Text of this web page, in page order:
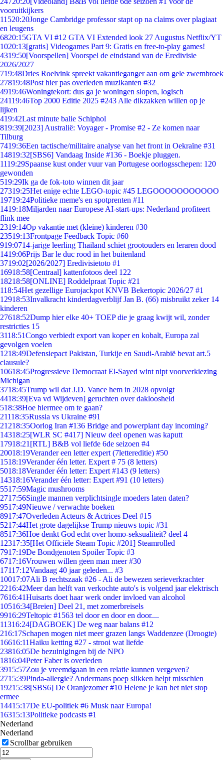
vooruitkijkers
11520:20Jonge Cambridge professor stapt op na claims over plagiaat
en leugens
6820:15GTA VI #12 GTA VI Extended look 27 Augustus Netflix/YT
1020:13[gratis] Videogames Part 9: Gratis en free-to-play games!
4319:50[Voorspellen] Voorspel de eindstand van de Eredivisie
2026/2027
719:48Dries Roelvink spreekt vakantieganger aan om gele zwembroek
27819:48Post hier pas overleden muzikanten #32
4919:46Woningtekort: dus ga je woningen slopen, logisch
24119:46Top 2000 Editie 2025 #243 Alle dikzakken willen op je
lijken
419:42Last minute balie Schiphol
819:39[2023] Australië: Voyager - Promise #2 - Ze komen naar
Tilburg
7419:36Een tactische/militaire analyse van het front in Oekraïne #31
14819:32[SBS6] Vandaag Inside #136 - Boekje pluggen.
1119:29Spaanse kust onder vuur van Portugese oorlogsschepen: 120
gewonden
519:29Ik ga de fok-toto winnen dit jaar
27319:25Het enige echte LEGO-topic #45 LEGOOOOOOOOOOO
19719:24Politieke meme's en spotprenten #11
1419:18Miljarden naar Europese AI-start-ups: Nederland profiteert
flink mee
2319:14Op vakantie met (kleine) kinderen #30
23519:13Frontpage Feedback Topic #60
919:0714-jarige leerling Thailand schiet grootouders en leraren dood
1419:06Prijs Bar le duc rood in het buitenland
3719:02[2026/2027] Eredivisietoto #1
16918:58[Centraal] kattenfotoos deel 122
18218:58[ONLINE] Roddelpraat Topic #21
118:54Het gezellige Eurojackpot KNVB Bekertopic 2026/27 #1
12918:53Invalkracht kinderdagverblijf Jan B. (66) misbruikt zeker 14
kinderen
27618:52Dump hier elke 40+ TOEP die je graag kwijt wil, zonder
restricties 15
3118:51Congo verbiedt export van koper en kobalt, Europa zal
gevolgen voelen
1218:49Defensiepact Pakistan, Turkije en Saudi-Arabië bevat art.5
clausule?
10618:45Progressieve Democraat El-Sayed wint nipt voorverkiezing
Michigan
3718:45Trump wil dat J.D. Vance hem in 2028 opvolgt
4418:39[Eva vd Wijdeven] geruchten over dakloosheid
518:38Hoe hiermee om te gaan?
21118:35Russia vs Ukraine #91
21218:35Oorlog Iran #136 Bridge and powerplant day incoming?
14318:25[WLR SC #417] Nieuw deel openen was kaputt
17918:21 [RTL] B&B vol liefde 6de seizoen #4
20018:19Verander een letter expert (7lettereditie) #50
1518:19Verander één letter. Expert # 75 (8 letters)
5018:18Verander één letter: Expert #143 (9 letters)
14318:16Verander één letter: Expert #91 (10 letters)
5517:59Magic mushrooms
2717:56Single mannen verplichtsingle moeders laten daten?
9517:49Nieuwe / verwachte boeken
8917:47Overleden Acteurs & Actrices Deel #15
5217:44Het grote dagelijkse Trump nieuws topic #31
8517:36Hoe denkt God echt over homo-seksualiteit? deel 4
12317:35[Het Officiële Steam Topic #201] Steamrolled
7917:19De Bondgenoten Spoiler Topic #3
6717:16Vrouwen willen geen man meer #30
17117:12Vandaag 40 jaar geleden... #3
10017:07Ali B rechtszaak #26 - Ali de bewezen serieverkrachter
2216:42Meer dan helft van verkochte auto's is volgend jaar elektrisch
7616:41Huisarts doet haar werk onder invloed van alcohol
10516:34[Breien] Deel 21, met zomerbreisels
9916:29Teltopic #1563 tel door en door en door....
11316:24[DAGBOEK] De weg naar balans #12
216:17Schapen mogen niet meer grazen langs Waddenzee (Droogte)
16616:11Haiku ketting #27 - strooi wat liefde
23816:05De bezuinigingen bij de NPO
1816:04Peter Faber is overleden
3915:57Zou je vreemdgaan in een relatie kunnen vergeven?
2715:39Pinda-allergie? Andermans poep slikken helpt misschien
19215:38[SBS6] De Oranjezomer #10 Helene je kan het niet stop
ermee
14415:17De EU-politiek #6 Musk naar Europa!
16315:13Politieke podcasts #1
Nederland
Nederland
Scrollbar gebruiken